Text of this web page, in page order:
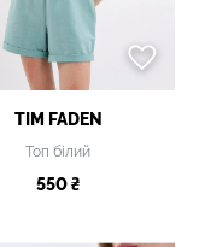
TIM FADEN
Топ білий
550 ₴